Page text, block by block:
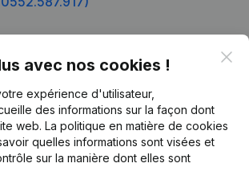
avec nos cookies !
expérience d'utilisateur,
des informations sur la façon dont
web. La politique en matière de cookies
quelles informations sont visées et
sur la manière dont elles sont
Produit
Informations d’entreprise
Monitoring
Recherche internationale